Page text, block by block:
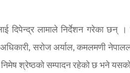
दिपेन्द्र लामाले निर्देशन गरेका
सरोज अर्याल, कमलमणी
श्रेष्ठको सम्पादन रहेको छ भने यसको